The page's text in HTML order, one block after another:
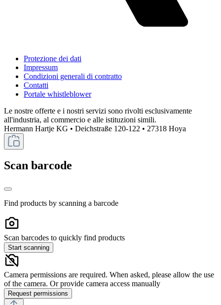
Protezione dei dati
Impressum
Condizioni generali di contratto
Contatti
Portale whistleblower
Le nostre offerte e i nostri servizi sono rivolti esclusivamente
all'industria, al commercio e alle istituzioni simili.
Hermann Hartje KG • Deichstraße 120-122 • 27318 Hoya
Scan barcode
Find products by scanning a barcode
Scan barcodes to quickly find products
Start scanning
Camera permissions are required. When asked, please allow the use
of the camera. Or provide camera access manually
Request permissions